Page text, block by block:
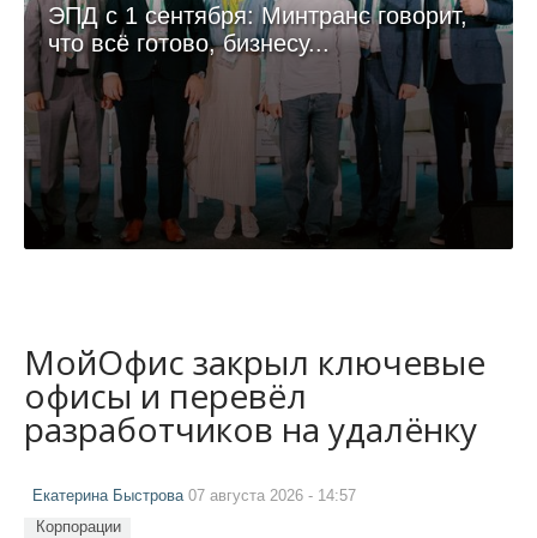
ЭПД с 1 сентября: Минтранс говорит,
что всё готово, бизнесу...
МойОфис закрыл ключевые
офисы и перевёл
разработчиков на удалёнку
Екатерина Быстрова 07 августа 2026 - 14:57
Корпорации